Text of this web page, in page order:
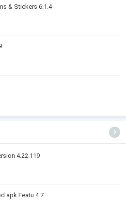
& Stickers 6.1.4
4.22.119
apk Featu 4.7